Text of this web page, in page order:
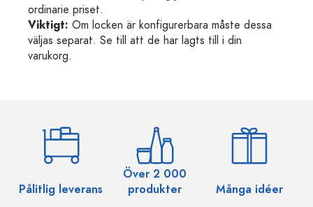
ordinarie priset.
Viktigt: Om locken är konfigurerbara måste dessa
väljas separat. Se till att de har lagts till i din
varukorg.
Pålitlig leverans
Över 2 000
produkter
Många idéer